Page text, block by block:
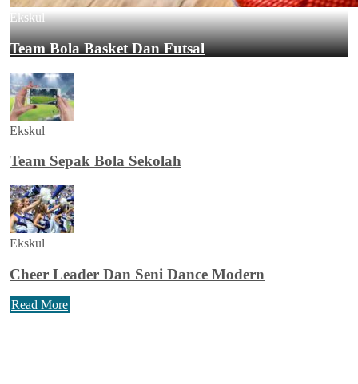
Ekskul
Team Bola Basket Dan Futsal
Ekskul
Team Sepak Bola Sekolah
Ekskul
Cheer Leader Dan Seni Dance Modern
Read More